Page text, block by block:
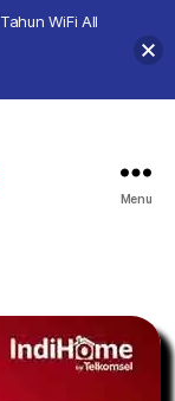
Menu
WiFi All